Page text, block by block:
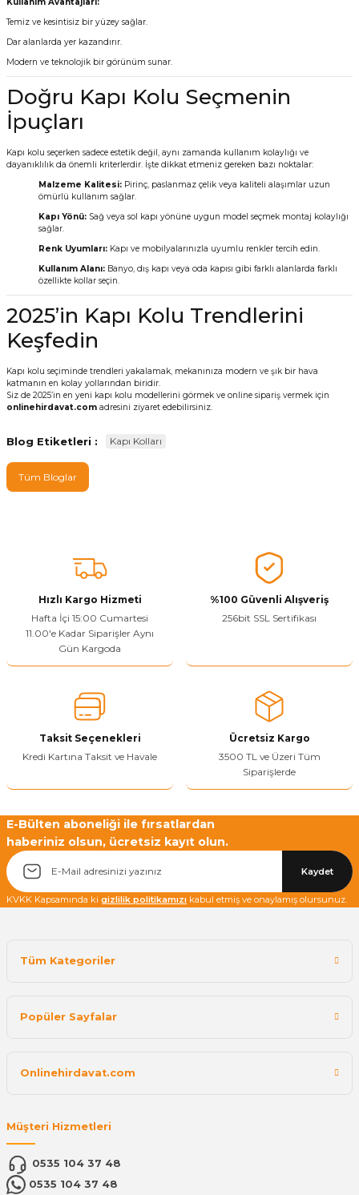
Temiz ve kesintisiz bir yüzey sağlar.
Dar alanlarda yer kazandırır.
Modern ve teknolojik bir görünüm sunar.
Doğru Kapı Kolu Seçmenin
İpuçları
Kapı kolu seçerken sadece estetik değil, aynı zamanda kullanım kolaylığı ve
dayanıklılık da önemli kriterlerdir. İşte dikkat etmeniz gereken bazı noktalar:
Malzeme Kalitesi: Pirinç, paslanmaz çelik veya kaliteli alaşımlar uzun
ömürlü kullanım sağlar.
Kapı Yönü: Sağ veya sol kapı yönüne uygun model seçmek montaj kolaylığı
sağlar.
Renk Uyumları: Kapı ve mobilyalarınızla uyumlu renkler tercih edin.
Kullanım Alanı: Banyo, dış kapı veya oda kapısı gibi farklı alanlarda farklı
özellikte kollar seçin.
2025’in Kapı Kolu Trendlerini
Keşfedin
Kapı kolu seçiminde trendleri yakalamak, mekanınıza modern ve şık bir hava
katmanın en kolay yollarından biridir.
Siz de 2025’in en yeni kapı kolu modellerini görmek ve online sipariş vermek için
onlinehirdavat.com adresini ziyaret edebilirsiniz.
Blog Etiketleri : Kapı Kolları
Tüm Bloglar
Hızlı Kargo Hizmeti
Hafta İçi 15:00 Cumartesi
11.00'e Kadar Siparişler Aynı
Gün Kargoda
%100 Güvenli Alışveriş
256bit SSL Sertifikası
Taksit Seçenekleri
Kredi Kartına Taksit ve Havale
Ücretsiz Kargo
3500 TL ve Üzeri Tüm
Siparişlerde
E-Bülten aboneliği ile fırsatlardan
haberiniz olsun, ücretsiz kayıt olun.
Kaydet
KVKK Kapsamında ki gizlilik politikamızı kabul etmiş ve onaylamış olursunuz.
Tüm Kategoriler
Popüler Sayfalar
Onlinehirdavat.com
Müşteri Hizmetleri
0535 104 37 48
0535 104 37 48